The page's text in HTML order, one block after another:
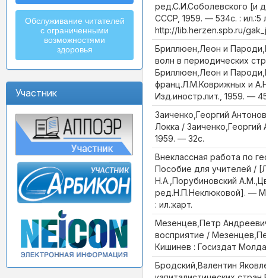
Обслуживание читателей
с ограниченными
возможностями
здоровья
Участник
ред.С.И.Соболевского [и
СССР, 1959. — 534с. : ил.:5
http://lib.herzen.spb.ru/
Бриллюен,Леон и
волн в периодических
Бриллюен,Леон и
франц.Л.М.Коврижных и
Изд.иностр.лит., 1959. —
Заиченко,Георгий
Локка /
1959. — 32с.
Внеклассная работа по
Пособие для учителей /
Н.А.,Порубиновский
ред.Н.П.Неклюковой]. — М.
: ил.:карт.
Мезенцев,Петр
восприятие /
Кишинев : Госиздат
Бродский,Валентин